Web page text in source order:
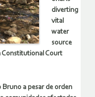
diverting
vital
water
source
Constitutional Court
a pesar de orden